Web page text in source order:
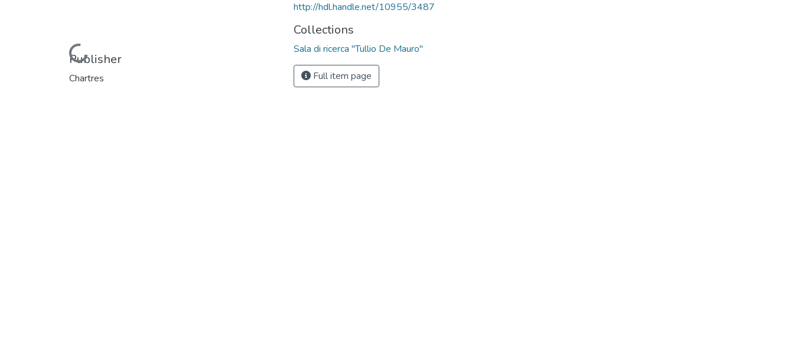
Loading...
Publisher
Chartres
http://hdl.handle.net/10955/3487
Collections
Sala di ricerca "Tullio De Mauro"
Full item page